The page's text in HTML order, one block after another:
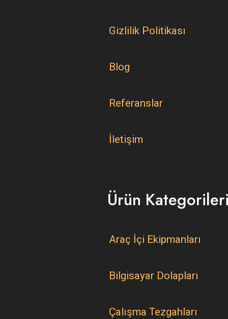
Gizlilik Politikası
Blog
Referanslar
İletişim
Ürün
Araç İçi Ekipmanları
Bilgisayar Dolapları
Çalışma Tezgahları